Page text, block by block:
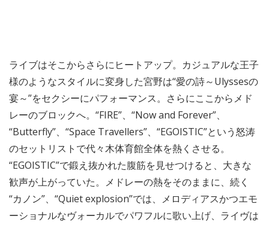
ライブはそこからさらにヒートアップ。カジュアルな王子
様のようなスタイルに変身した宮野は“愛の詩～Ulyssesの
宴～”をセクシーにパフォーマンス。さらにここからメド
レーのブロックへ。“FIRE”、“Now and Forever”、
“Butterfly”、“Space Travellers”、“EGOISTIC”という怒涛
のセットリストで代々木体育館全体を熱くさせる。
“EGOISTIC”で鍛え抜かれた腹筋を見せつけると、大きな
歓声が上がっていた。メドレーの熱をそのままに、続く
“カノン”、“Quiet explosion”では、メロディアスかつエモ
ーショナルなヴォーカルでパワフルに歌い上げ、ライヴは